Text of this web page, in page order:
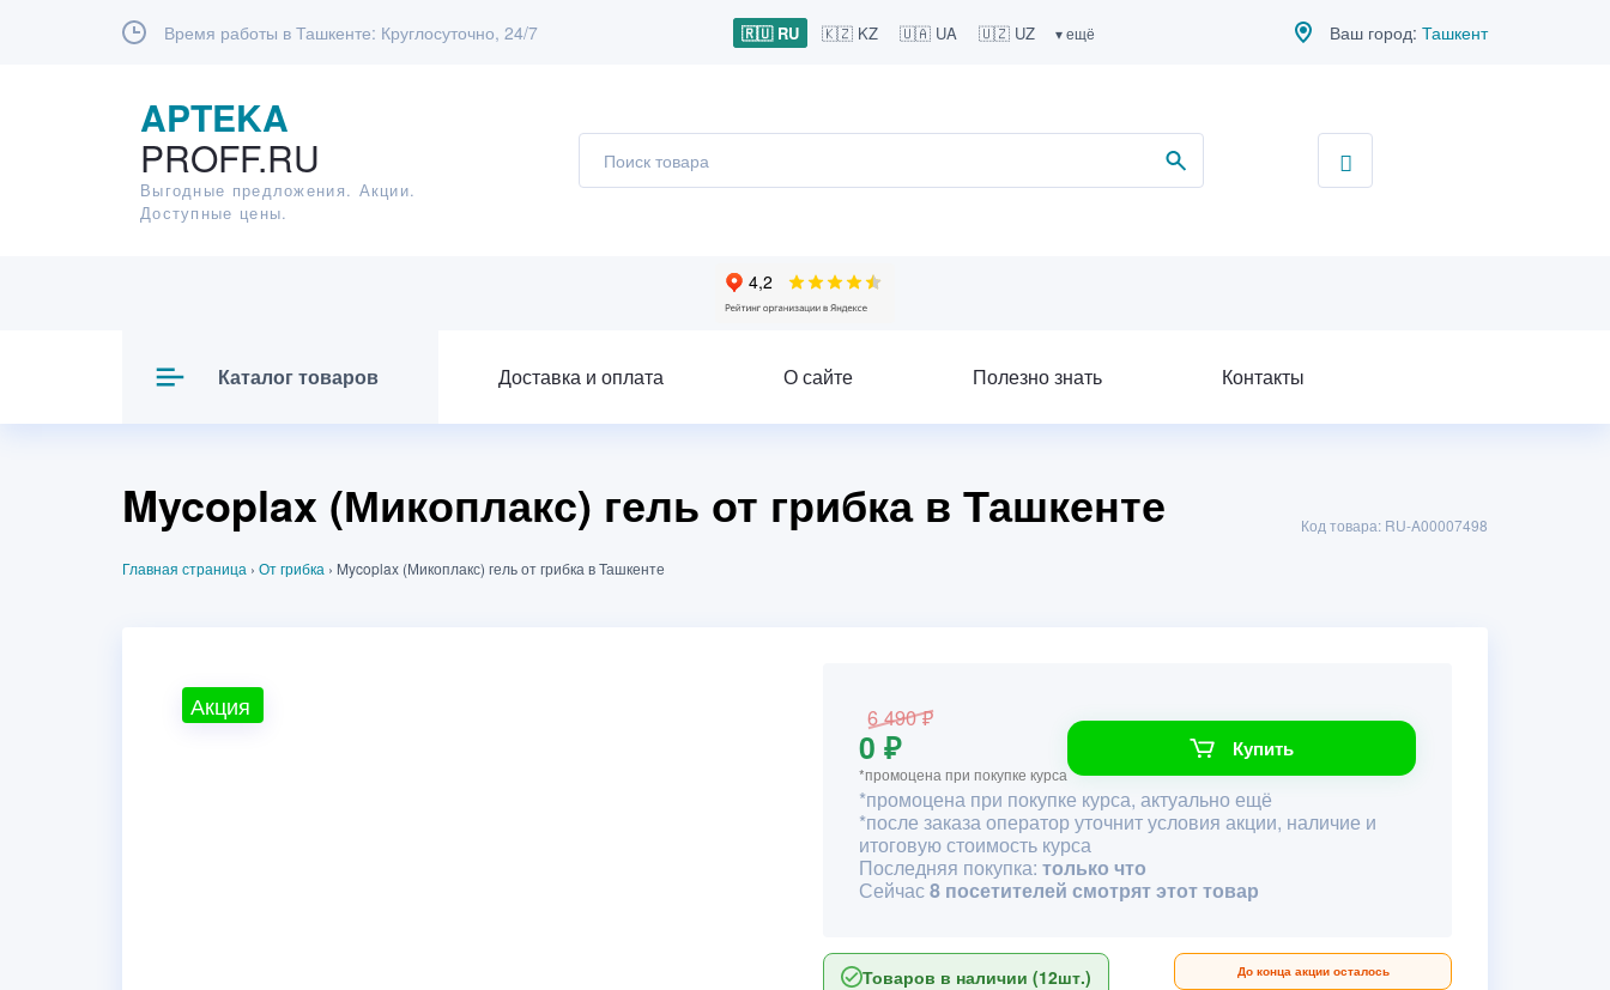
Время работы в Ташкенте: Круглосуточно, 24/7 🇷🇺 RU 🇰🇿 KZ 🇺🇦 UA 🇺🇿 UZ ▾ ещё Ваш город: Ташкент
APTEKA
PROFF.RU
Выгодные предложения. Акции.
Доступные цены.
Каталог товаров Доставка и оплата О сайте Полезно знать Контакты
Mycoplax (Микоплакс) гель от грибка в Ташкенте
Главная страница › От грибка › Mycoplax (Микоплакс) гель от грибка в Ташкенте
Код товара: RU-A00007498
Акция 6 490 ₽
0 ₽
*промоцена при покупке курса
Купить
*промоцена при покупке курса, актуально ещё
*после заказа оператор уточнит условия акции, наличие и
итоговую стоимость курса
Последняя покупка: только что
Сейчас8 посетителей смотрят этот товар
Товаров в наличии (12шт.) До конца акции осталось